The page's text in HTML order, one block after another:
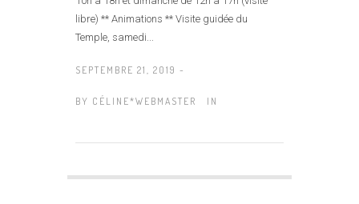
libre) ** Animations ** Visite guidée du
Temple, samedi...
SEPTEMBRE 21, 2019 -
BY CÉLINE*WEBMASTER IN